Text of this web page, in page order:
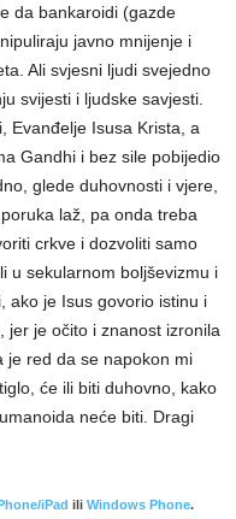
da bankaroidi (gazde
javno mnijenje i
Ali svjesni ljudi svejedno
svijesti i ljudske savjesti.
Evanđelje Isusa Krista, a
Gandhi i bez sile pobijedio
glede duhovnosti i vjere,
laž, pa onda treba
crkve i dozvoliti samo
u sekularnom boljševizmu i
ako je Isus govorio istinu i
jer je očito i znanost izronila
je red da se napokon mi
će ili biti duhovno, kako
neće biti. Dragi
iPad ili Windows Phone.